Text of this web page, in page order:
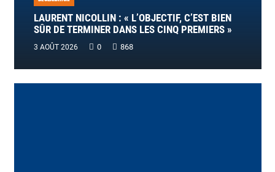
LAURENT NICOLLIN : « L’OBJECTIF, C’EST BIEN
SÛR DE TERMINER DANS LES CINQ PREMIERS »
3 AOÛT 2026 0 868